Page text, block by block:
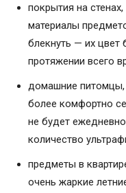
покрытия на
материалы
блекнуть — их цвет
протяжении всего
домашние питомцы,
более комфортно
не будет
количество
предметы в
очень жаркие